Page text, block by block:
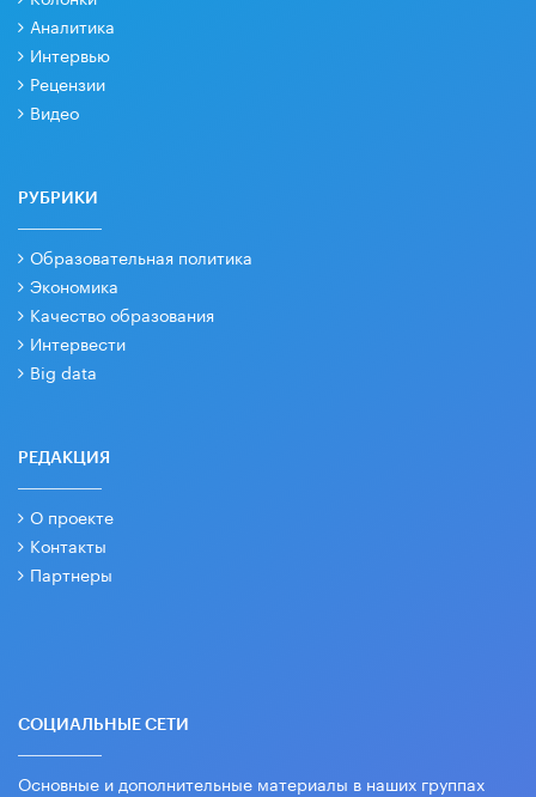
Аналитика
Интервью
Рецензии
Видео
РУБРИКИ
Образовательная политика
Экономика
Качество образования
Интервести
Big data
РЕДАКЦИЯ
О проекте
Контакты
Партнеры
СОЦИАЛЬНЫЕ СЕТИ
Основные и дополнительные материалы в наших группах